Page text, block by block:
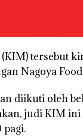
tersebut
Nagoya
diikuti oleh
judi KIM
pagi.